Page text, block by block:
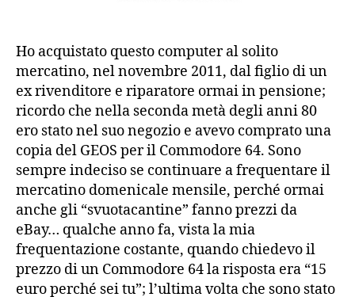
Ho acquistato questo computer al solito
mercatino, nel novembre 2011, dal figlio di un
ex rivenditore e riparatore ormai in pensione;
ricordo che nella seconda metà degli anni 80
ero stato nel suo negozio e avevo comprato una
copia del GEOS per il Commodore 64. Sono
sempre indeciso se continuare a frequentare il
mercatino domenicale mensile, perché ormai
anche gli “svuotacantine” fanno prezzi da
eBay… qualche anno fa, vista la mia
frequentazione costante, quando chiedevo il
prezzo di un Commodore 64 la risposta era “15
euro perché sei tu”; l’ultima volta che sono stato